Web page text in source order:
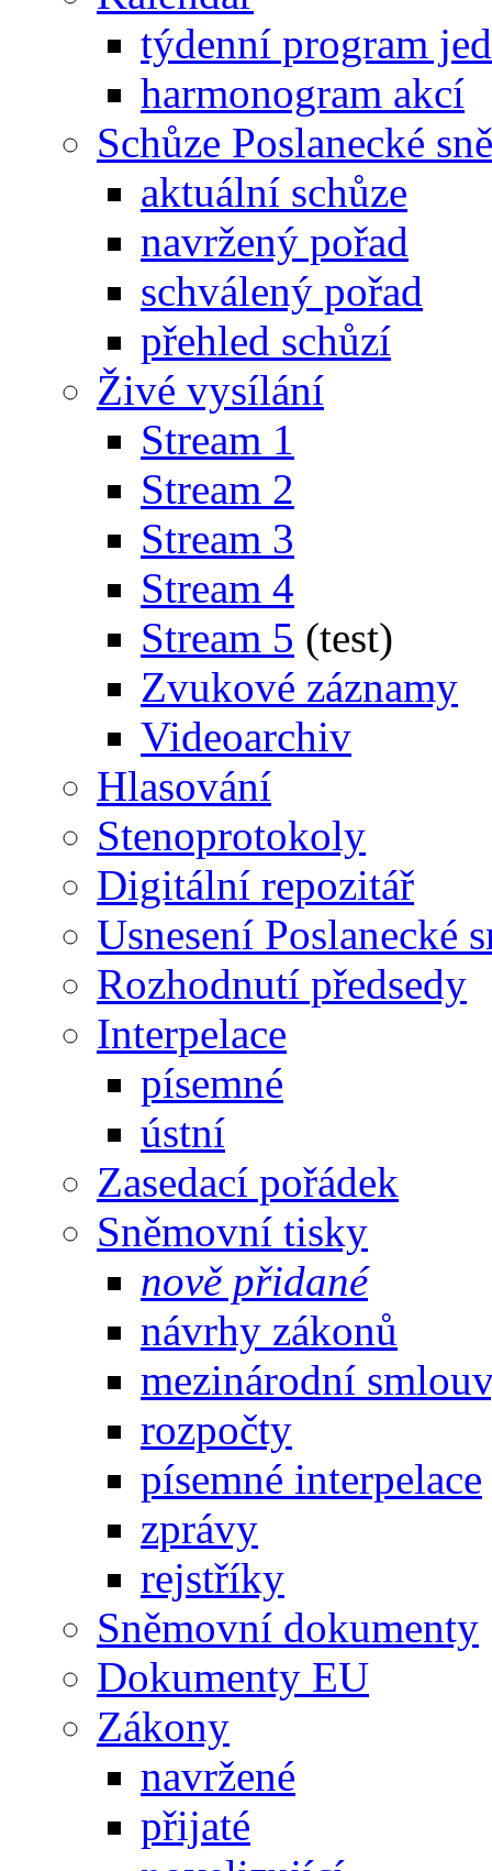
týdenní program
harmonogram akcí
Schůze Poslanecké
aktuální schůze
navržený pořad
schválený pořad
přehled schůzí
Živé vysílání
Stream 1
Stream 2
Stream 3
Stream 4
Stream 5 (test)
Zvukové záznamy
Videoarchiv
Hlasování
Stenoprotokoly
Digitální repozitář
Usnesení Poslanecké
Rozhodnutí předsedy
Interpelace
písemné
ústní
Zasedací pořádek
Sněmovní tisky
nově přidané
návrhy zákonů
mezinárodní
rozpočty
písemné interpelace
zprávy
rejstříky
Sněmovní dokumenty
Dokumenty EU
Zákony
navržené
přijaté